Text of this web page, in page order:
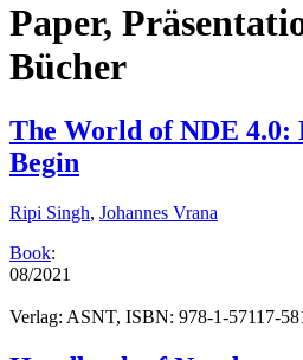
Paper,
Bücher
The World of NDE 4.0:
Begin
Ripi Singh, Johannes Vrana
Book:
08/2021
Verlag: ASNT, ISBN: 978-1-57117-